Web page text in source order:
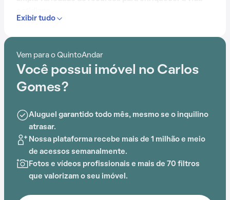
Com portaria 24 horas, piscina, quadra esportiva, salão
ideal para quem busca conforto e entretenimento.
A proximidade com ESCOLA Rachel de Queiroz
Exibir tudo
Vem para o QuintoAndar
Você possui imóvel no Carlos
Gomes?
Aluguel garantido todo mês, mesmo se o inquilino
atrasar.
Nossa plataforma recebe mais de 1 milhão e meio
de acessos semanalmente.
Fotos e vídeos profissionais e mais de 70 filtros
que valorizam o seu imóvel.